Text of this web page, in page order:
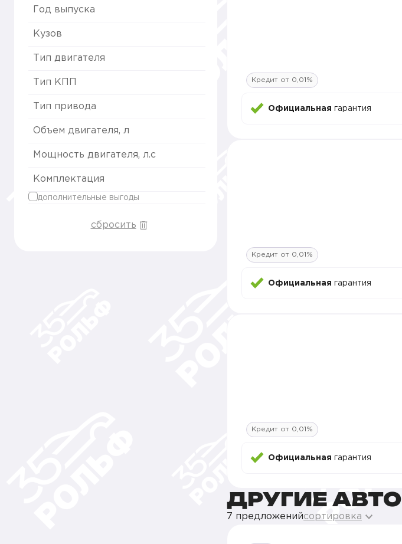
Год выпуска
Кузов
Тип двигателя
Тип КПП
Тип привода
Объем двигателя, л
Мощность двигателя, л.с
Комплектация
дополнительные выгоды
сбросить
Кредит от 0,01%
Официальная гарантия
Кредит от 0,01%
Официальная гарантия
Кредит от 0,01%
Официальная гарантия
ДРУГИЕ АВТО
7 предложенийсортировка